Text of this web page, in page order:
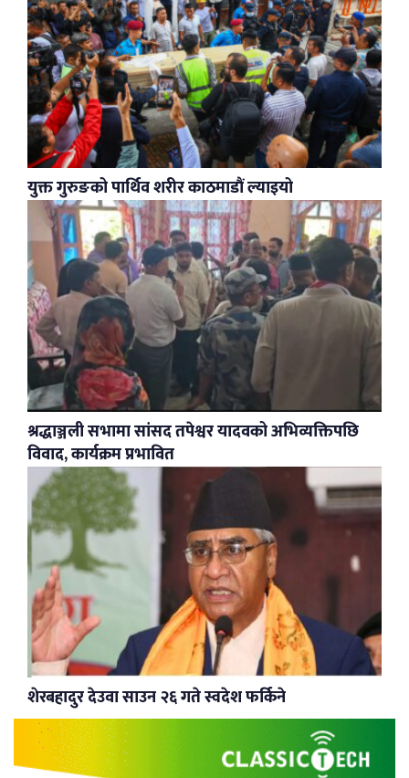
युक्त गुरुङको पार्थिव शरीर काठमाडौं ल्याइयो
श्रद्धाञ्जली सभामा सांसद तपेश्वर यादवको अभिव्यक्तिपछि
विवाद, कार्यक्रम प्रभावित
शेरबहादुर देउवा साउन २६ गते स्वदेश फर्किने